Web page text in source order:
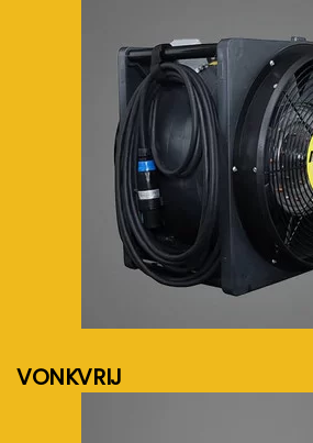
VONKVRIJ